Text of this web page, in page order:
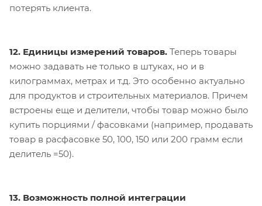
потерять клиента.
12. Единицы измерений товаров. Теперь товары
можно задавать не только в штуках, но и в
килограммах, метрах и т.д. Это особенно актуально
для продуктов и строительных материалов. Причем
встроены еще и делители, чтобы товар можно было
купить порциями / фасовками (например, продавать
товар в расфасовке 50, 100, 150 или 200 грамм если
делитель =50).
13. Возможность полной интеграции